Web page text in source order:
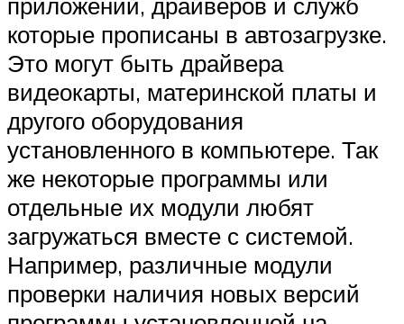
приложений, драйверов и служб
которые прописаны в автозагрузке.
Это могут быть драйвера
видеокарты, материнской платы и
другого оборудования
установленного в компьютере. Так
же некоторые программы или
отдельные их модули любят
загружаться вместе с системой.
Например, различные модули
проверки наличия новых версий